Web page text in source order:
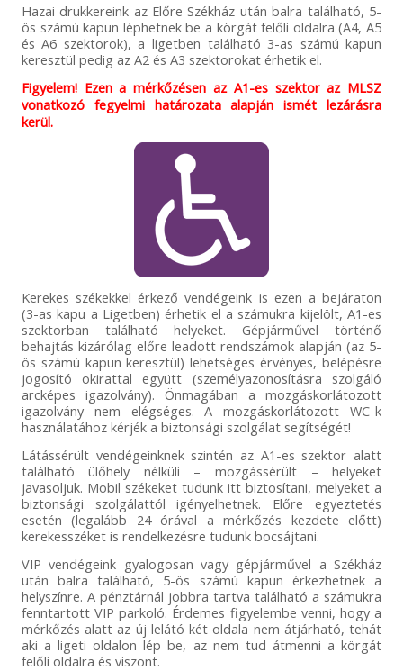
Hazai drukkereink az Előre Székház után balra található, 5-
ös számú kapun léphetnek be a körgát felőli oldalra (A4, A5
és A6 szektorok), a ligetben található 3-as számú kapun
keresztül pedig az A2 és A3 szektorokat érhetik el.
Figyelem! Ezen a mérkőzésen az A1-es szektor az MLSZ
vonatkozó fegyelmi határozata alapján ismét lezárásra
kerül.
Kerekes székekkel érkező vendégeink is ezen a bejáraton
(3-as kapu a Ligetben) érhetik el a számukra kijelölt, A1-es
szektorban található helyeket. Gépjárművel történő
behajtás kizárólag előre leadott rendszámok alapján (az 5-
ös számú kapun keresztül) lehetséges érvényes, belépésre
jogosító okirattal együtt (személyazonosításra szolgáló
arcképes igazolvány). Önmagában a mozgáskorlátozott
igazolvány nem elégséges. A mozgáskorlátozott WC-k
használatához kérjék a biztonsági szolgálat segítségét!
Látássérült vendégeinknek szintén az A1-es szektor alatt
található ülőhely nélküli – mozgássérült – helyeket
javasoljuk. Mobil székeket tudunk itt biztosítani, melyeket a
biztonsági szolgálattól igényelhetnek. Előre egyeztetés
esetén (legalább 24 órával a mérkőzés kezdete előtt)
kerekesszéket is rendelkezésre tudunk bocsájtani.
VIP vendégeink gyalogosan vagy gépjárművel a Székház
után balra található, 5-ös számú kapun érkezhetnek a
helyszínre. A pénztárnál jobbra tartva található a számukra
fenntartott VIP parkoló. Érdemes figyelembe venni, hogy a
mérkőzés alatt az új lelátó két oldala nem átjárható, tehát
aki a ligeti oldalon lép be, az nem tud átmenni a körgát
felőli oldalra és viszont.